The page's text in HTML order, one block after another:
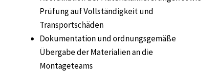
Prüfung auf Vollständigkeit und
Transportschäden
Dokumentation und ordnungsgemäße
Übergabe der Materialien an die
Montageteams